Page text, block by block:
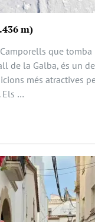
m)
que
de la Galba, és un
més atractives
Els …